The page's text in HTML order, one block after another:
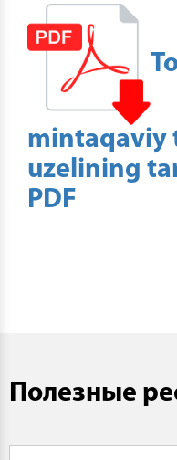
mintaqaviy
uzelining
PDF
Полезные